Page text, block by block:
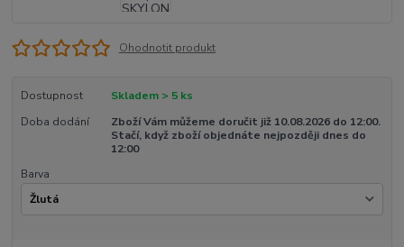
Ohodnotit produkt
Dostupnost
Skladem > 5 ks
Doba dodání
Zboží Vám můžeme doručit již 10.08.2026 do 12:00.
Stačí, když zboží objednáte nejpozději dnes do
12:00
Barva